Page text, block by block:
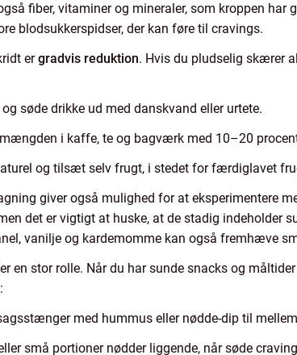
fiber, vitaminer og mineraler, som kroppen
blodsukkerspidser, der kan føre til cravings.
ergradvis reduktion. Hvis du pludselig skærer
søde drikke ud med danskvand eller urtete.
i kaffe, te og bagværk med 10–20
og tilsæt selv frugt, i stedet for færdiglavet
giver også mulighed for at eksperimentere
det er vigtigt at huske, at de stadig
vanilje og kardemomme kan også fremhæve
en stor rolle. Når du har sunde snacks og
med hummus eller nødde-dip til
små portioner nødder liggende, når søde